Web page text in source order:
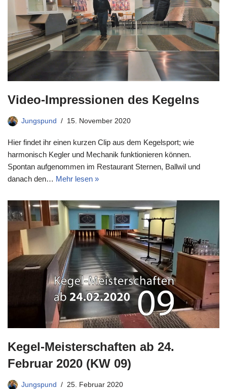
Video-Impressionen des Kegelns
Jungspund 15. November 2020
Hier findet ihr einen kurzen Clip aus dem Kegelsport; wie
harmonisch Kegler und Mechanik funktionieren können.
Spontan aufgenommen im Restaurant Sternen, Ballwil und
danach den… Mehr lesen »
Kegel-Meisterschaften ab 24.
Februar 2020 (KW 09)
Jungspund 25. Februar 2020